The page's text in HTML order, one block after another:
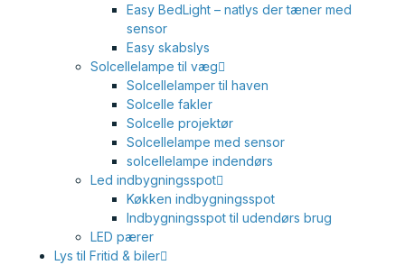
Easy BedLight – natlys der tæner med
sensor
Easy skabslys
Solcellelampe til væg
Solcellelamper til haven
Solcelle fakler
Solcelle projektør
Solcellelampe med sensor
solcellelampe indendørs
Led indbygningsspot
Køkken indbygningsspot
Indbygningsspot til udendørs brug
LED pærer
Lys til Fritid & biler